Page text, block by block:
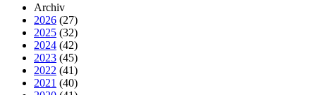
Archiv
2026 (27)
2025 (32)
2024 (42)
2023 (45)
2022 (41)
2021 (40)